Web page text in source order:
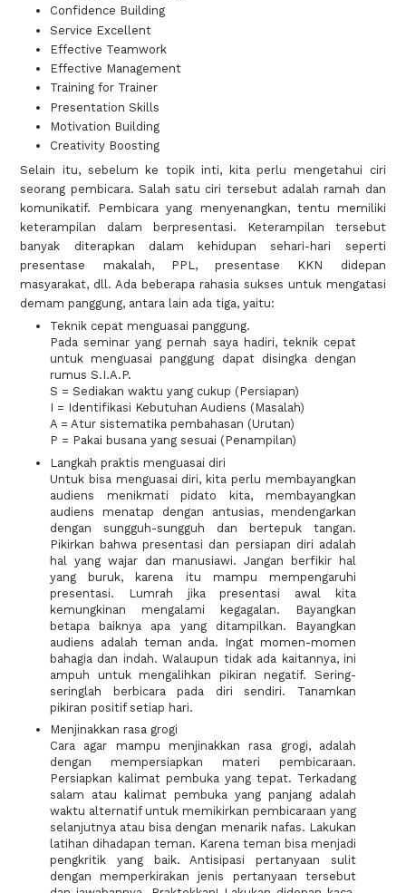
Confidence Building
Service Excellent
Effective Teamwork
Effective Management
Training for Trainer
Presentation Skills
Motivation Building
Creativity Boosting
Selain itu, sebelum ke topik inti, kita perlu mengetahui ciri
seorang pembicara. Salah satu ciri tersebut adalah ramah dan
komunikatif. Pembicara yang menyenangkan, tentu memiliki
keterampilan dalam berpresentasi. Keterampilan tersebut
banyak diterapkan dalam kehidupan sehari-hari seperti
presentase makalah, PPL, presentase KKN didepan
masyarakat, dll. Ada beberapa rahasia sukses untuk mengatasi
demam panggung, antara lain ada tiga, yaitu:
Teknik cepat menguasai panggung.
Pada seminar yang pernah saya hadiri, teknik cepat
untuk menguasai panggung dapat disingka dengan
rumus S.I.A.P.
S = Sediakan waktu yang cukup (Persiapan)
I = Identifikasi Kebutuhan Audiens (Masalah)
A = Atur sistematika pembahasan (Urutan)
P = Pakai busana yang sesuai (Penampilan)
Langkah praktis menguasai diri
Untuk bisa menguasai diri, kita perlu membayangkan
audiens menikmati pidato kita, membayangkan
audiens menatap dengan antusias, mendengarkan
dengan sungguh-sungguh dan bertepuk tangan.
Pikirkan bahwa presentasi dan persiapan diri adalah
hal yang wajar dan manusiawi. Jangan berfikir hal
yang buruk, karena itu mampu mempengaruhi
presentasi. Lumrah jika presentasi awal kita
kemungkinan mengalami kegagalan. Bayangkan
betapa baiknya apa yang ditampilkan. Bayangkan
audiens adalah teman anda. Ingat momen-momen
bahagia dan indah. Walaupun tidak ada kaitannya, ini
ampuh untuk mengalihkan pikiran negatif. Sering-
seringlah berbicara pada diri sendiri. Tanamkan
pikiran positif setiap hari.
Menjinakkan rasa grogi
Cara agar mampu menjinakkan rasa grogi, adalah
dengan mempersiapkan materi pembicaraan.
Persiapkan kalimat pembuka yang tepat. Terkadang
salam atau kalimat pembuka yang panjang adalah
waktu alternatif untuk memikirkan pembicaraan yang
selanjutnya atau bisa dengan menarik nafas. Lakukan
latihan dihadapan teman. Karena teman bisa menjadi
pengkritik yang baik. Antisipasi pertanyaan sulit
dengan memperkirakan jenis pertanyaan tersebut